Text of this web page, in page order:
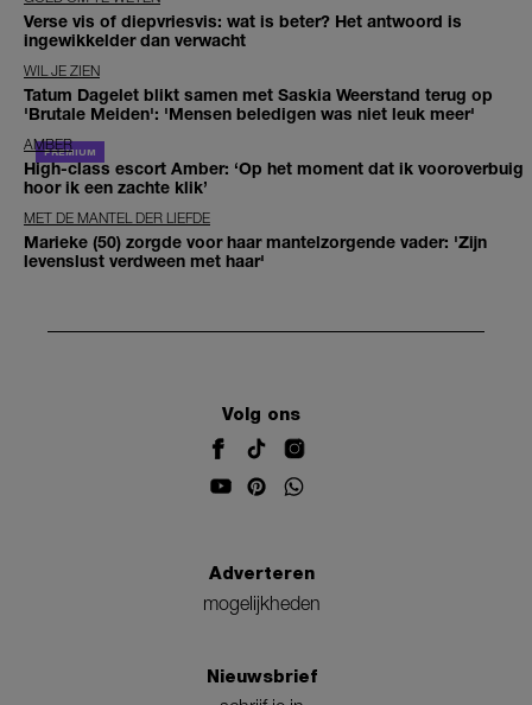
Verse vis of diepvriesvis: wat is beter? Het antwoord is
ingewikkelder dan verwacht
WIL JE ZIEN
Tatum Dagelet blikt samen met Saskia Weerstand terug op
'Brutale Meiden': 'Mensen beledigen was niet leuk meer'
AMBER
High-class escort Amber: ‘Op het moment dat ik vooroverbuig
hoor ik een zachte klik’
MET DE MANTEL DER LIEFDE
Marieke (50) zorgde voor haar mantelzorgende vader: 'Zijn
levenslust verdween met haar'
Volg ons
Adverteren
mogelijkheden
Nieuwsbrief